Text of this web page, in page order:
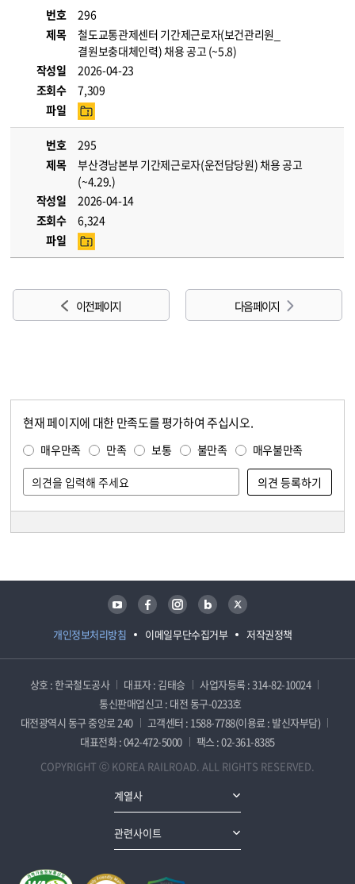
번호
296
제목
철도교통관제센터 기간제근로자(보건관리원_
결원보충대체인력) 채용 공고 (~5.8)
작성일
2026-04-23
조회수
7,309
파일
번호
295
제목
부산경남본부 기간제근로자(운전담당원) 채용 공고
(~4.29.)
작성일
2026-04-14
조회수
6,324
파일
이전 페이지 다음 페이지
현재 페이지에 대한 만족도를 평가하여 주십시오.
매우만족 만족 보통 불만족 매우불만족
개인정보처리방침 이메일무단수집거부 저작권정책
유튜브 페이스북 인스타그램 블로그 트위터
상호 : 한국철도공사 대표자 : 김태승
사업자등록 : 314-82-10024
통신판매업신고 : 대전 동구-0233호
대전광역시 동구 중앙로 240
고객센터 : 1588-7788(이용료 : 발신자부담)
대표전화 : 042-472-5000
팩스 : 02-361-8385
COPYRIGHT ⓒ KOREA RAILROAD. ALL RIGHTS RESERVED.
계열사
관련사이트